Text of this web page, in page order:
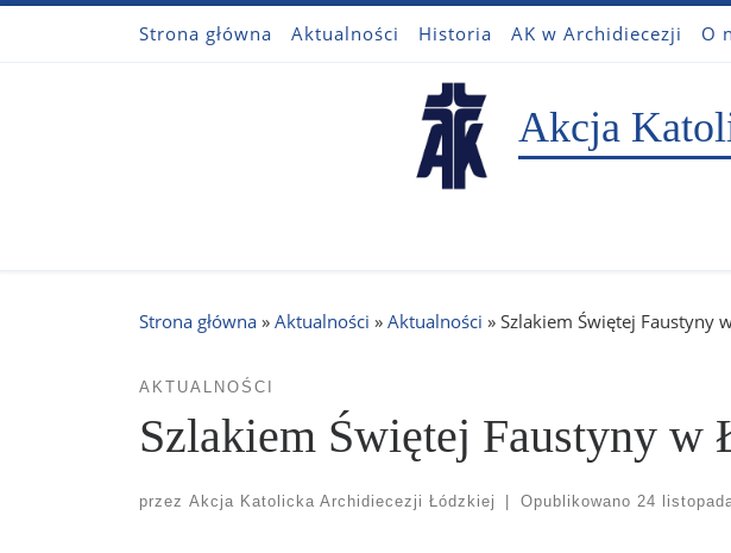
Przejdź do treściStrona główna Aktualności Historia AK w Archidiecezji O
Akcja
Strona główna » Aktualności » Aktualności » Szlakiem Świętej Faustyny
AKTUALNOŚCI
Szlakiem Świętej Faustyny w
przez Akcja Katolicka Archidiecezji Łódzkiej Opublikowano 24